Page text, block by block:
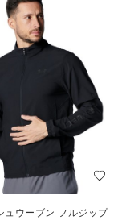
ュウーブン フルジップ